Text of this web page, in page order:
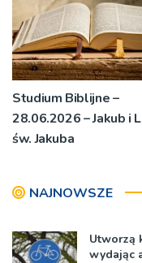
Studium Biblijne –
28.06.2026 – Jakub i
św. Jakuba
NAJNOWSZE
Utworzą
wydając